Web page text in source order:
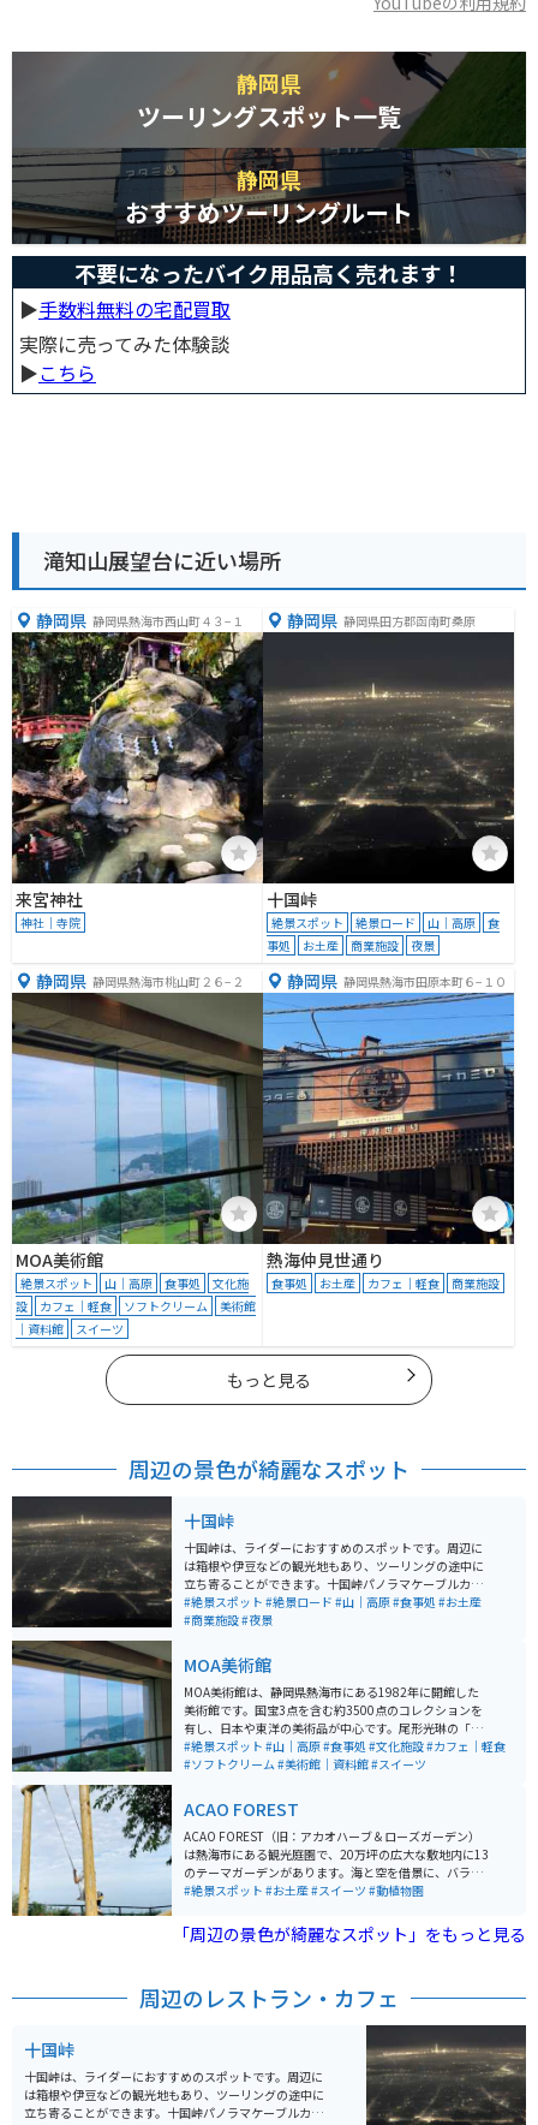
静岡県
ツーリングスポット一覧
静岡県
おすすめツーリングルート
不要になったバイク用品高く売れます！
▶︎手数料無料の宅配買取
実際に売ってみた体験談
▶︎こちら
滝知山展望台に近い場所
静岡県 静岡県熱海市西山町４３−１
来宮神社
神社｜寺院
静岡県 静岡県田方郡函南町桑原
十国峠
絶景スポット 絶景ロード 山｜高原
食
事処
お土産 商業施設 夜景
静岡県 静岡県熱海市桃山町２６−２
MOA美術館
絶景スポット 山｜高原 食事処
文化施
設
カフェ｜軽食 ソフトクリーム
美術館
｜資料館
スイーツ
静岡県 静岡県熱海市田原本町６−１０
熱海仲見世通り
食事処 お土産 カフェ｜軽食 商業施設
もっと見る
周辺の景色が綺麗なスポット
十国峠
十国峠は、ライダーにおすすめのスポットです。周辺に
は箱根や伊豆などの観光地もあり、ツーリングの途中に
立ち寄ることができます。十国峠パノラマケーブルカー
を利用することで、景色を楽しみながら山頂まで行くこ
ともできます。山頂からは360度の大パノラマが広が
ます。
#絶景スポット #絶景ロード #山｜高原#食事処 #お土産
#商業施設#夜景
MOA美術館
MOA美術館は、静岡県熱海市にある1982年に開館した
美術館です。国宝3点を含む約3500点のコレクションを
有し、日本や東洋の美術品が中心です。尾形光琳の「紅
白梅図屏風」や野々村仁清の茶器などが展示されていま
す。美術館内には、能楽堂や茶室もあり、伝統文化を堪
の海を一望でき、景色も楽しむことができます。館内の
レストランでは地元の食材を使用した料理が楽しめま
す。アクセスも良好で、熱海駅から車で約10分の場所に
あります。
#絶景スポット #山｜高原#食事処 #文化施設#カフェ｜軽食
#ソフトクリーム#美術館｜資料館#スイーツ
ACAO FOREST
ACAO FOREST（旧：アカオハーブ＆ローズガーデン）
は熱海市にある観光庭園で、20万坪の広大な敷地内に13
のテーマガーデンがあります。海と空を借景に、バラや
ハーブ、四季折々の花々などが楽しめます。曽我浅間神
あり、一日中楽しめます。 特に5月上旬から6月中旬のバ
ラのシーズンは必見です。また、「COEDA HOUSE」と
#絶景スポット #お土産#スイーツ #動植物園
「周辺の景色が綺麗なスポット」をもっと見る
周辺のレストラン・カフェ
十国峠
十国峠は、ライダーにおすすめのスポットです。周辺に
は箱根や伊豆などの観光地もあり、ツーリングの途中に
立ち寄ることができます。十国峠パノラマケーブルカー